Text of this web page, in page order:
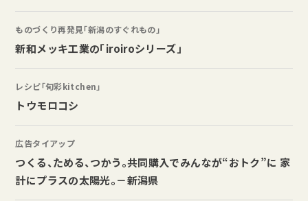
ものづくり再発見「新潟のすぐれもの」
新和メッキ工業の「iroiroシリーズ」
レシピ「旬彩kitchen」
トウモロコシ
広告タイアップ
つくる、ためる、つかう。共同購入でみんなが“おトク”に 家
計にプラスの太陽光。－新潟県